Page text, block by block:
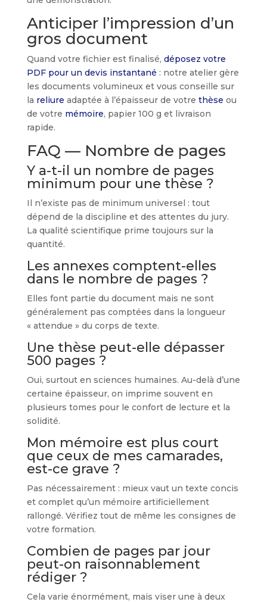
Anticiper l’impression d’un
gros document
Quand votre fichier est finalisé, déposez votre
PDF pour un devis instantané : notre atelier gère
les documents volumineux et vous conseille sur
la reliure adaptée à l’épaisseur de votre thèse ou
de votre mémoire, papier 100 g et livraison
rapide.
FAQ — Nombre de pages
Y a-t-il un nombre de pages
minimum pour une thèse ?
Il n’existe pas de minimum universel : tout
dépend de la discipline et des attentes du jury.
La qualité scientifique prime toujours sur la
quantité.
Les annexes comptent-elles
dans le nombre de pages ?
Elles font partie du document mais ne sont
généralement pas comptées dans la longueur
« attendue » du corps de texte.
Une thèse peut-elle dépasser
500 pages ?
Oui, surtout en sciences humaines. Au-delà d’une
certaine épaisseur, on imprime souvent en
plusieurs tomes pour le confort de lecture et la
solidité.
Mon mémoire est plus court
que ceux de mes camarades,
est-ce grave ?
Pas nécessairement : mieux vaut un texte concis
et complet qu’un mémoire artificiellement
rallongé. Vérifiez tout de même les consignes de
votre formation.
Combien de pages par jour
peut-on raisonnablement
rédiger ?
Cela varie énormément, mais viser une à deux